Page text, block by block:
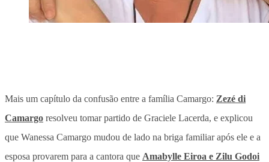
Mais um capítulo da confusão entre a família Camargo: Zezé di
Camargo resolveu tomar partido de Graciele Lacerda, e explicou
que Wanessa Camargo mudou de lado na briga familiar após ele e a
esposa provarem para a cantora que Amabylle Eiroa e Zilu Godoi